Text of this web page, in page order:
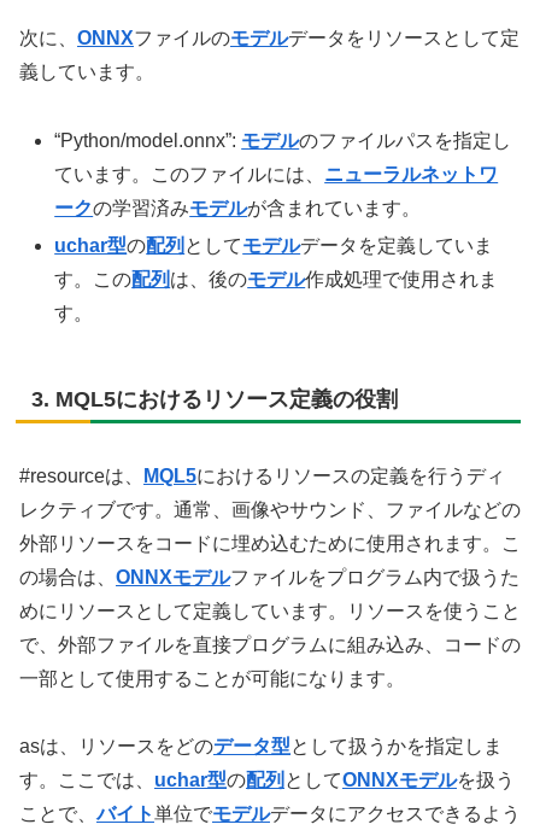
次に、 ONNXファイルのモデルデータをリソースとして定
義しています。
“Python/model.onnx”: モデルのファイルパスを指定し
ています。このファイルには、 ニューラルネットワ
ークの学習済みモデルが含まれています。
uchar型の配列 としてモデルデータを定義していま
す。この配列 は、後のモデル作成処理で使用されま
す。
3. MQL5におけるリソース定義の役割
#resourceは、 MQL5におけるリソースの定義を行うディ
レクティブです。通常、画像やサウンド、ファイルなどの
外部リソースをコードに埋め込むために使用されます。こ
の場合は、 ONNXモデルファイルをプログラム内で扱うた
めにリソースとして定義しています。リソースを使うこと
で、外部ファイルを直接プログラムに組み込み、コードの
一部として使用することが可能になります。
asは、リソースをどのデータ型として扱うかを指定しま
す。ここでは、 uchar型の配列 としてONNXモデルを扱う
ことで、バイト単位でモデルデータにアクセスできるよう